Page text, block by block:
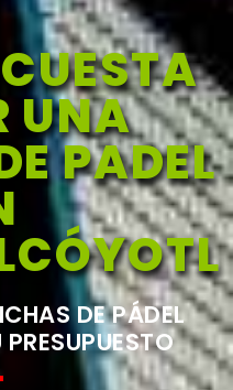
UNA
PADEL
DE PÁDEL